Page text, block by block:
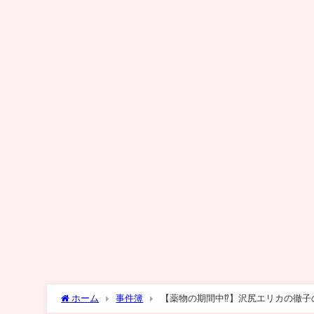
ホーム 事件簿 【薬物の期間中⁉︎】沢尻エリカの徹子